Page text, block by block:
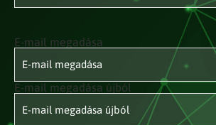
E-mail
címed(Kötelező)
E-mail megadása
E-mail megadása újból